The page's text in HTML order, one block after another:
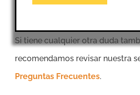
Si tiene cualquier otra duda
recomendamos revisar nuestra
Preguntas Frecuentes.